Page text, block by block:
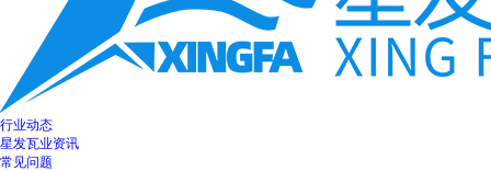
行业动态
星发瓦业资讯
常见问题